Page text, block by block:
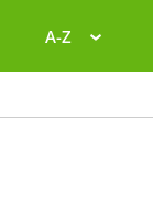
A-Z